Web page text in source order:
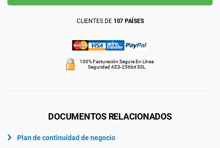
CLIENTES DE 107 PAÍSES
100% Facturación Segura En Línea
Seguridad AES-256bit SSL
DOCUMENTOS RELACIONADOS
Plan de continuidad de negocio